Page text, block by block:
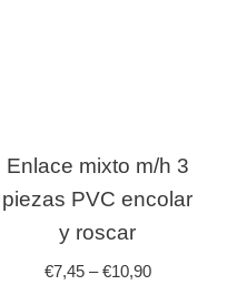
Enlace mixto m/h 3
piezas PVC encolar
y roscar
€7,45–€10,90